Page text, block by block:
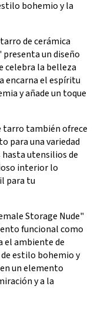
bohemio y la
de cerámica
un diseño
celebra la belleza
encarna el espíritu
y añade un toque
tarro también ofrece
para una variedad
hasta utensilios de
interior lo
para tu
Storage Nude"
funcional como
el ambiente de
estilo bohemio y
un elemento
y a la